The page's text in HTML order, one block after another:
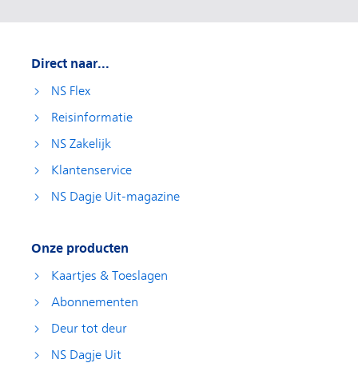
Direct naar...
NS Flex
Reisinformatie
NS Zakelijk
Klantenservice
NS Dagje Uit-magazine
Onze producten
Kaartjes & Toeslagen
Abonnementen
Deur tot deur
NS Dagje Uit